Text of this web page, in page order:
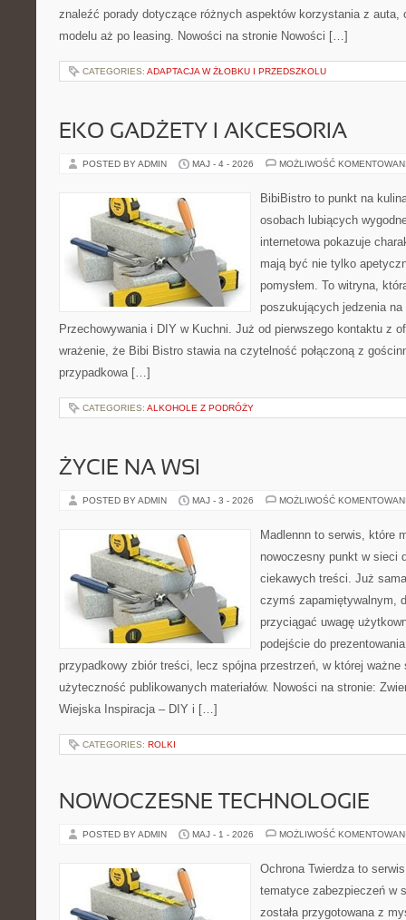
znaleźć porady dotyczące różnych aspektów korzystania z auta,
modelu aż po leasing. Nowości na stronie Nowości […]
CATEGORIES: ADAPTACJA W ŻŁOBKU I PRZEDSZKOLU
EKO GADŻETY I AKCESORIA
POSTED BY ADMIN MAJ - 4 - 2026 MOŻLIWOŚĆ
BibiBistro to punkt na
osobach lubiących
internetowa pokazuje
mają być nie tylko
pomysłem. To witryna,
poszukujących jedzenia
Przechowywania i DIY w Kuchni. Już od pierwszego kontaktu z
wrażenie, że Bibi Bistro stawia na czytelność połączoną z
przypadkowa […]
CATEGORIES: ALKOHOLE Z PODRÓŻY
ŻYCIE NA WSI
POSTED BY ADMIN MAJ - 3 - 2026 MOŻLIWOŚĆ
Madlennn to serwis, które
nowoczesny punkt w sieci
ciekawych treści. Już
czymś zapamiętywalnym,
przyciągać uwagę
podejście do
przypadkowy zbiór treści, lecz spójna przestrzeń, w której
użyteczność publikowanych materiałów. Nowości na stronie:
Wiejska Inspiracja – DIY i […]
CATEGORIES: ROLKI
NOWOCZESNE TECHNOLOGIE
POSTED BY ADMIN MAJ - 1 - 2026 MOŻLIWOŚĆ
Ochrona Twierdza to
tematyce zabezpieczeń w
została przygotowana z